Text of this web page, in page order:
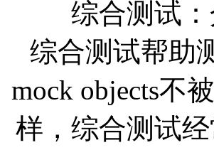
综合测试：
综合测试帮助
mock objects不
样，综合测试